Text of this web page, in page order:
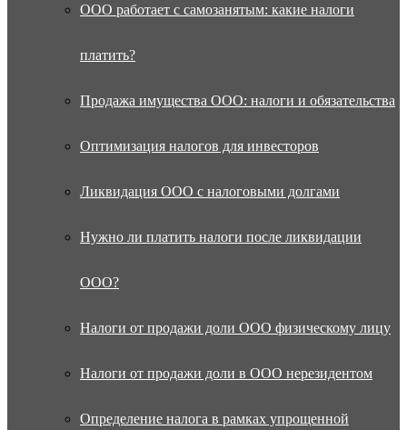
ООО работает с самозанятым: какие налоги
платить?
Продажа имущества ООО: налоги и обязательства
Оптимизация налогов для инвесторов
Ликвидация ООО с налоговыми долгами
Нужно ли платить налоги после ликвидации
ООО?
Налоги от продажи доли ООО физическому лицу
Налоги от продажи доли в ООО нерезидентом
Определение налога в рамках упрощенной